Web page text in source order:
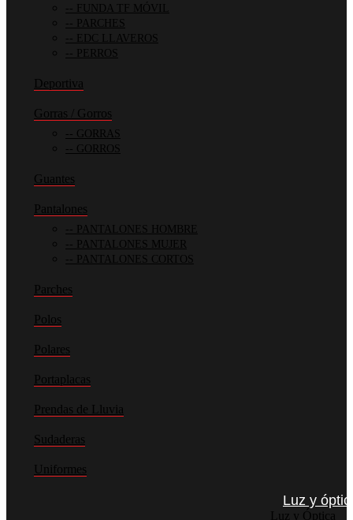
FUNDA TF MÓVIL
PARCHES
EDC LLAVEROS
PERROS
Deportiva
Gorras / Gorros
GORRAS
GORROS
Guantes
Pantalones
PANTALONES HOMBRE
PANTALONES MUJER
PANTALONES CORTOS
Parches
Polos
Polares
Portaplacas
Prendas de Lluvia
Sudaderas
Uniformes
Luz y
Luz y Óptica